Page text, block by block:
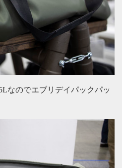
なのでエブリデイパックパッ